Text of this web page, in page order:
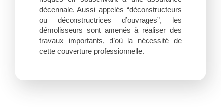
décennale. Aussi appelés “déconstructeurs
ou déconstructrices d’ouvrages”, les
démolisseurs sont amenés à réaliser des
travaux importants, d’où la nécessité de
cette couverture professionnelle.